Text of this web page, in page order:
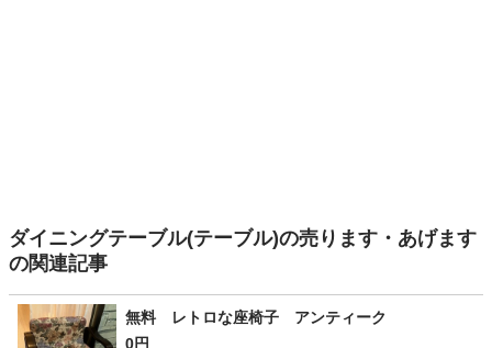
ダイニングテーブル(テーブル)の売ります・あげます
の関連記事
無料 レトロな座椅子 アンティーク
0円